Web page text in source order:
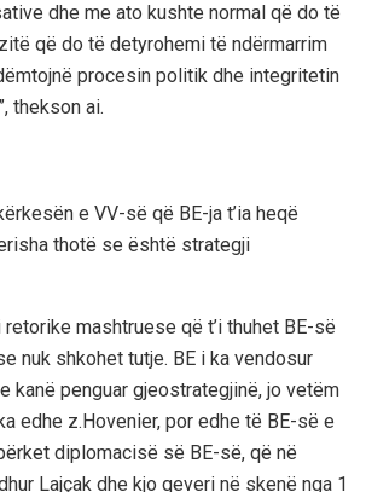
dhe me ato kushte normal që do të
që do të detyrohemi të ndërmarrim
procesin politik dhe integritetin
thekson ai.
e VV-së që BE-ja t’ia heqë
thotë se është strategji
mashtruese që t’i thuhet BE-së
nuk shkohet tutje. BE i ka vendosur
kanë penguar gjeostrategjinë, jo vetëm
edhe z.Hovenier, por edhe të BE-së e
diplomacisë së BE-së, që në
Lajçak dhe kjo qeveri në skenë nga 1